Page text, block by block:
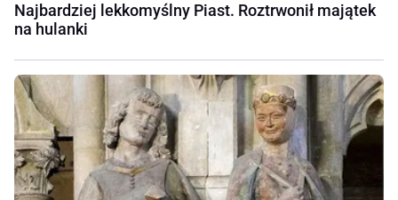
Najbardziej lekkomyślny Piast. Roztrwonił majątek
na hulanki